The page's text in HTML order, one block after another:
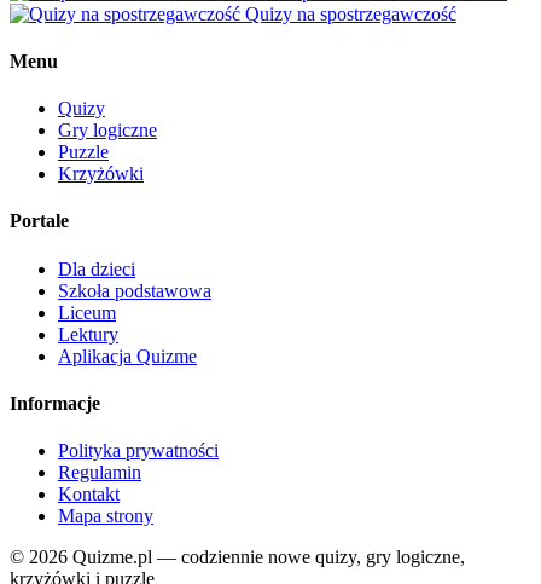
Quizy na spostrzegawczość
Menu
Quizy
Gry logiczne
Puzzle
Krzyżówki
Portale
Dla dzieci
Szkoła podstawowa
Liceum
Lektury
Aplikacja Quizme
Informacje
Polityka prywatności
Regulamin
Kontakt
Mapa strony
© 2026 Quizme.pl — codziennie nowe quizy, gry logiczne,
krzyżówki i puzzle